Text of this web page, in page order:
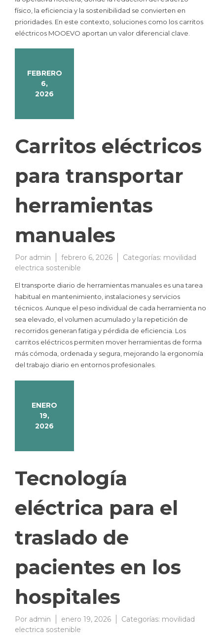
físico, la eficiencia y la sostenibilidad se convierten en
prioridades. En este contexto, soluciones como los carritos
eléctricos MOOEVO aportan un valor diferencial clave.
FEBRERO
6,
2026
Carritos eléctricos
para transportar
herramientas
manuales
Por admin febrero 6, 2026 Categorías: movilidad
electrica sostenible
El transporte diario de herramientas manuales es una tarea
habitual en mantenimiento, instalaciones y servicios
técnicos. Aunque el peso individual de cada herramienta no
sea elevado, el volumen acumulado y la repetición de
recorridos generan fatiga y pérdida de eficiencia. Los
carritos eléctricos permiten mover herramientas de forma
más cómoda, ordenada y segura, mejorando la ergonomía
del trabajo diario en entornos profesionales.
ENERO
19,
2026
Tecnología
eléctrica para el
traslado de
pacientes en los
hospitales
Por admin enero 19, 2026 Categorías: movilidad
electrica sostenible